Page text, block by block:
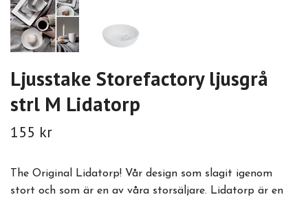
Ljusstake Storefactory ljusgrå
strl M Lidatorp
155 kr
The Original Lidatorp! Vår design som slagit igenom
stort och som är en av våra storsäljare. Lidatorp är en